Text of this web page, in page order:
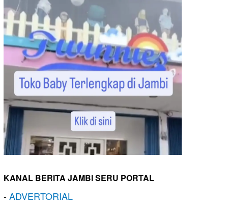
KANAL BERITA JAMBI SERU PORTAL
-ADVERTORIAL